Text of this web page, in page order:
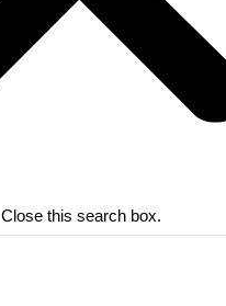
Close this search box.